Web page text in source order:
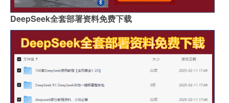
DeepSeek全套部署资料免费下载